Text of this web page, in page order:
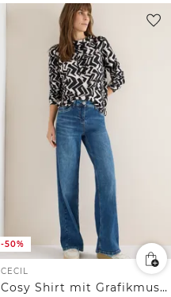
-50%
CECIL
Cosy Shirt mit Grafikmuster